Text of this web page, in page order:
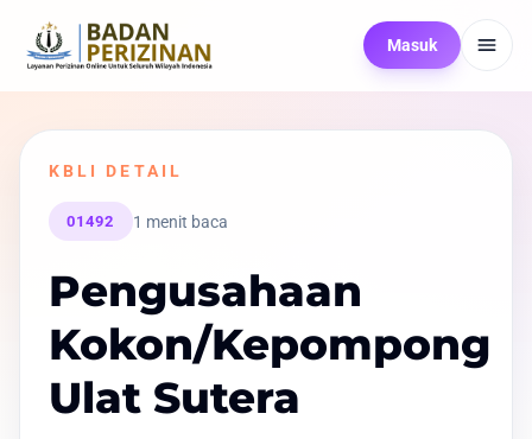
Masuk
KBLI DETAIL
01492 1 menit baca
Pengusahaan
Kokon/Kepompong
Ulat Sutera